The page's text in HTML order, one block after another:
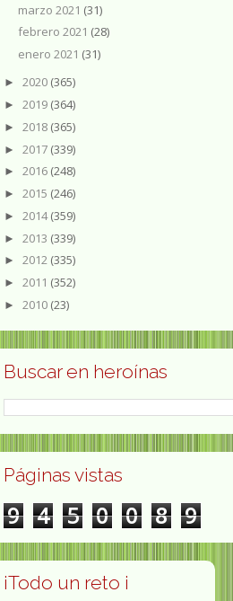
marzo 2021 (31)
febrero 2021 (28)
enero 2021 (31)
► 2020 (365)
► 2019 (364)
► 2018 (365)
► 2017 (339)
► 2016 (248)
► 2015 (246)
► 2014(359)
► 2013 (339)
► 2012 (335)
► 2011 (352)
► 2010 (23)
Buscar en heroínas
Páginas vistas
9 4 5 0 0 8 9
¡Todo un reto ¡